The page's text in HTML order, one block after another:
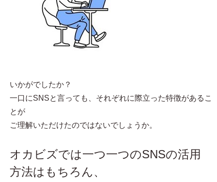
いかがでしたか？
一口にSNSと言っても、それぞれに際立った特徴があるこ
とが
ご理解いただけたのではないでしょうか。
オカビズでは一つ一つのSNSの活用
方法はもちろん、